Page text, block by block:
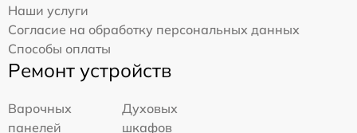
Наши услуги
Согласие на обработку персональных данных
Способы оплаты
Ремонт устройств
Варочных
панелей
Духовых
шкафов